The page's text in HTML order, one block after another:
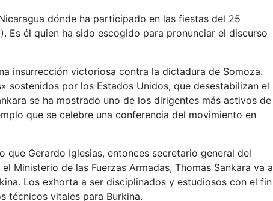
dónde ha participado en las fiestas del 25
Es él quien ha sido escogido para pronunciar el discurso
insurrección victoriosa contra la dictadura de Somoza.
sostenidos por los Estados Unidos, que desestabilizan el
se ha mostrado uno de los dirigentes más activos de
que se celebre una conferencia del movimiento en
Gerardo Iglesias, entonces secretario general del
Ministerio de las Fuerzas Armadas, Thomas Sankara va a
Los exhorta a ser disciplinados y estudiosos con el fin
técnicos vitales para Burkina.